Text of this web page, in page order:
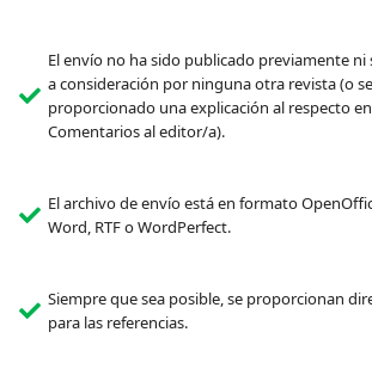
El envío no ha sido publicado previamente ni
a consideración por ninguna otra revista (o
proporcionado una explicación al respecto
Comentarios al editor/a).
El archivo de envío está en formato
Word, RTF o WordPerfect.
Siempre que sea posible, se proporcionan
para las referencias.